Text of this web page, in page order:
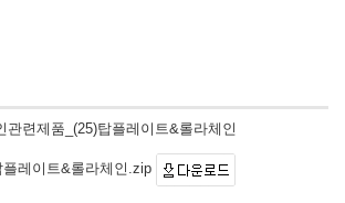
관련제품_(25)탑플레이트&롤라체인
플레이트&롤라체인.zip